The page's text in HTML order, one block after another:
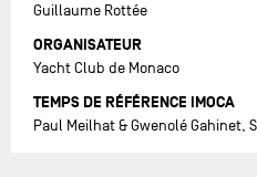
Guillaume Rottée
ORGANISATEUR
Yacht Club de Monaco
TEMPS DE RÉFÉRENCE IMOCA
Paul Meilhat & Gwenolé Gahinet,